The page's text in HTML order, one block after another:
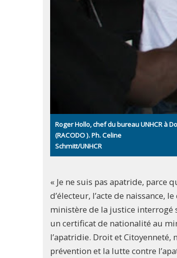
Roger Hollo, chef du bureau UNHCR à
(RACODO ). Ph. Celine
Schmitt/UNHCR
« Je ne suis pas apatride, parce
d’électeur, l’acte de naissance,
ministère de la justice interrogé
un certificat de nationalité au
l’apatridie. Droit et
prévention et la lutte contre